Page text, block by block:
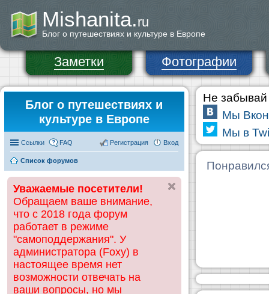
Mishanita.ru
Блог о путешествиях и культуре в Европе
Заметки Фотографии
Блог о путешествиях и
культуре в Европе
Ссылки FAQ Вход
Регистрация
Список форумов
Уважаемые посетители!
Обращаем ваше внимание,
что с 2018 года форум
работает в режиме
"самоподдержания". У
администратора (Foxy) в
настоящее время нет
возможности отвечать на
ваши вопросы, но мы
Не забывай
Мы
Мы в